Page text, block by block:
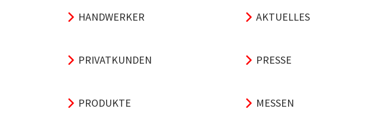
HANDWERKER
PRIVATKUNDEN
PRODUKTE
AKTUELLES
PRESSE
MESSEN